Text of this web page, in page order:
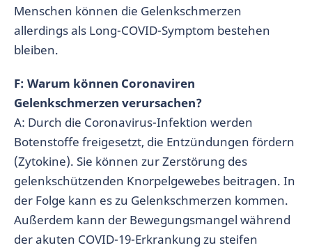
Menschen können die Gelenkschmerzen
allerdings als Long-COVID-Symptom bestehen
bleiben.
F: Warum können Coronaviren
Gelenkschmerzen verursachen?
A: Durch die Coronavirus-Infektion werden
Botenstoffe freigesetzt, die Entzündungen fördern
(Zytokine). Sie können zur Zerstörung des
gelenkschützenden Knorpelgewebes beitragen. In
der Folge kann es zu Gelenkschmerzen kommen.
Außerdem kann der Bewegungsmangel während
der akuten COVID-19-Erkrankung zu steifen